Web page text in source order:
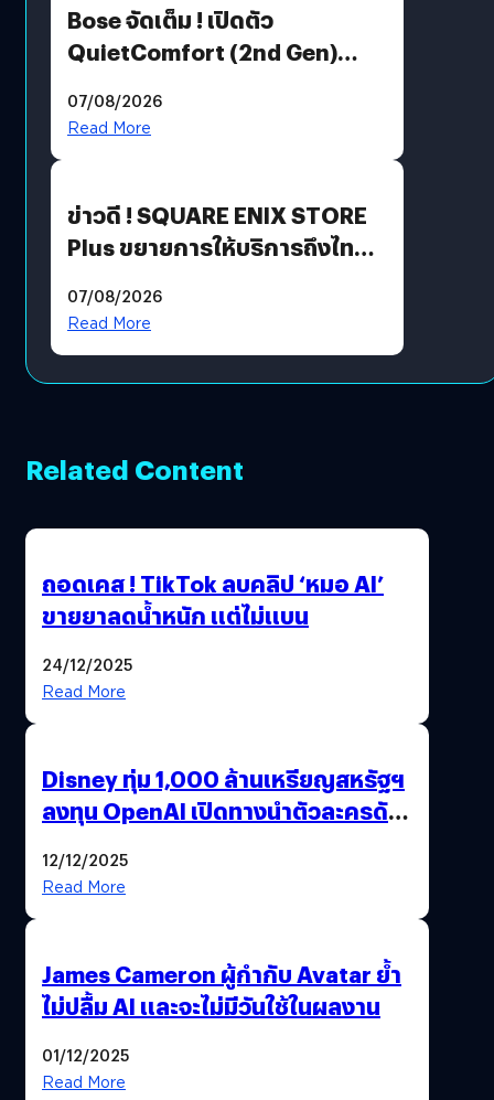
Bose จัดเต็ม ! เปิดตัว
QuietComfort (2nd Gen)
07/08/2026
Read More
ข่าวดี ! SQUARE ENIX STORE
Plus ขยายการให้บริการถึงไทย
โดยตรง
07/08/2026
Read More
Related Content
ถอดเคส ! TikTok ลบคลิป ‘หมอ AI’
ขายยาลดน้ำหนัก แต่ไม่แบน
24/12/2025
Read More
Disney ทุ่ม 1,000 ล้านเหรียญสหรัฐฯ
ลงทุน OpenAI เปิดทางนำตัวละครดัง
12/12/2025
Read More
James Cameron ผู้กำกับ Avatar ย้ำ
ไม่ปลื้ม AI และจะไม่มีวันใช้ในผลงาน
01/12/2025
Read More